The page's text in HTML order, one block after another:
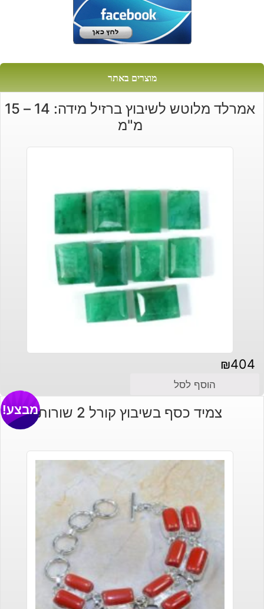
מוצרים באתר
אמרלד מלוטש לשיבוץ ברזיל מידה: 14 – 15
מ"מ
₪404
הוסף לסל
צמיד כסף בשיבוץ קורל 2 שורות מבצע!